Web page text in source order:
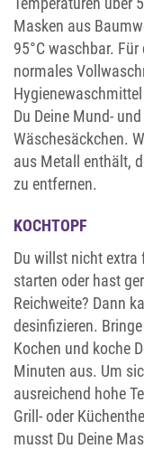
Masken aus
95°C waschbar.
normales
Du Deine Mund-
Wäschesäckchen.
aus Metall enthält,
zu entfernen.
KOCHTOPF
Du willst nicht extra
starten oder hast
Reichweite? Dann
desinfizieren.
Kochen und koche
Minuten aus. Um
ausreichend hohe
Grill- oder
musst Du Deine